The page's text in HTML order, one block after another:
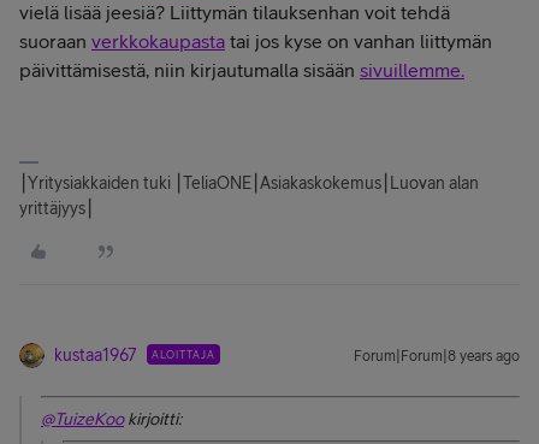
vielä lisää jeesiä? Liittymän tilauksenhan voit tehdä
suoraan verkkokaupasta tai jos kyse on vanhan liittymän
päivittämisestä, niin kirjautumalla sisään sivuillemme.
⎮Yritysiakkaiden tuki ⎮TeliaONE⎮Asiakaskokemus⎮Luovan alan
yrittäjyys⎮
kustaa1967 ALOITTAJA Forum|Forum|8 years ago
@TuizeKookirjoitti: